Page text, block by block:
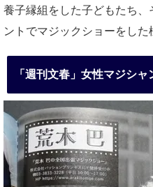
養子縁組をした子どもたち
ントでマジックショーをした
「週刊文春」女性マジシャ